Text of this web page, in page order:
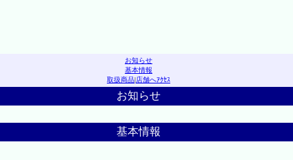
お知らせ
基本情報
取扱商品|店舗へｱｸｾｽ
お知らせ
基本情報